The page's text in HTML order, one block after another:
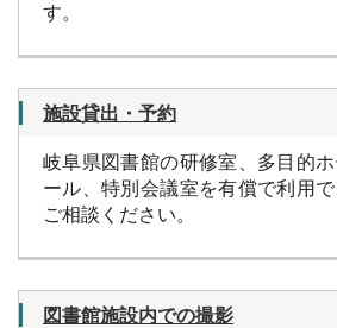
す。
施設貸出・予約
岐阜県図書館の研修室、多目的
ール、特別会議室を有償で利用
ご相談ください。
図書館施設内での撮影